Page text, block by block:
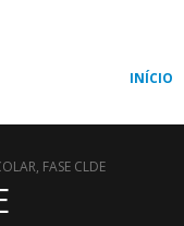
INÍCIO
FASE CLDE